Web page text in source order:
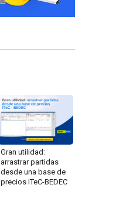
Gran utilidad:
arrastrar partidas
desde una base de
precios ITeC-BEDEC